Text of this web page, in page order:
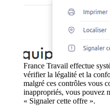
France Travail effectue
vérifier la légalité et la
malgré ces contrôles vous
inappropriés, vous pouvez
« Signaler cette offre ».